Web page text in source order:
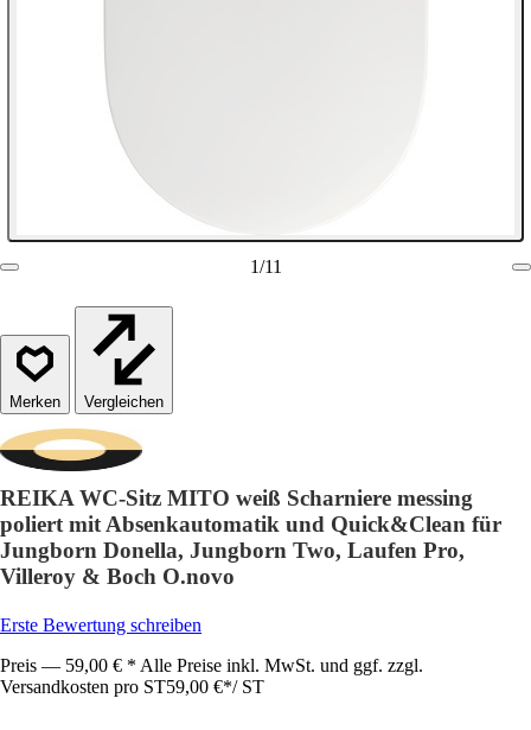
1/11
Vergleichen
REIKA WC-Sitz MITO weiß Scharniere messing
poliert mit Absenkautomatik und Quick&Clean für
Jungborn Donella, Jungborn Two, Laufen Pro,
Villeroy & Boch O.novo
Erste Bewertung schreiben
Preis — 59,00 € * Alle Preise inkl. MwSt. und ggf. zzgl.
Versandkosten pro ST59,00 €*/ ST